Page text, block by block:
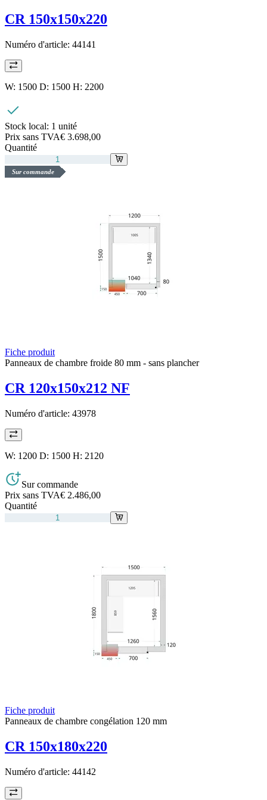
CR 150x150x220
Numéro d'article: 44141
W: 1500 D: 1500 H: 2200
Stock local: 1 unité
Prix sans TVA€ 3.698,00
Quantité
Sur commande
Fiche produit
Panneaux de chambre froide 80 mm - sans plancher
CR 120x150x212 NF
Numéro d'article: 43978
W: 1200 D: 1500 H: 2120
Sur commande
Prix sans TVA€ 2.486,00
Quantité
Fiche produit
Panneaux de chambre congélation 120 mm
CR 150x180x220
Numéro d'article: 44142